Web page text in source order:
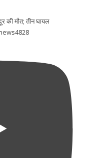
की मौत; तीन घायल